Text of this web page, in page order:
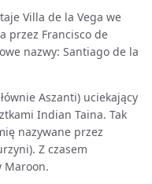
Villa de la Vega we
przez Francisco de
nazwy: Santiago de la
Aszanti) uciekający
Indian Taina. Tak
nazywane przez
Z czasem
Maroon.